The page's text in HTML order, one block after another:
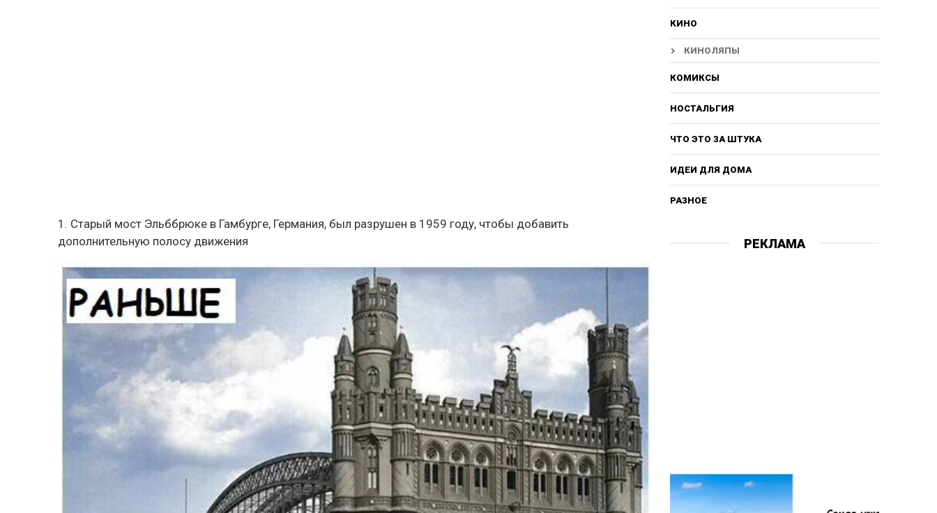
1. Старый мост Эльббрюке в Гамбурге, Германия, был разрушен в 1959 году, чтобы добавить
дополнительную полосу движения
КИНО
КИНОЛЯПЫ
КОМИКСЫ
НОСТАЛЬГИЯ
ЧТО ЭТО ЗА ШТУКА
ИДЕИ ДЛЯ ДОМА
РАЗНОЕ
РЕКЛАМА